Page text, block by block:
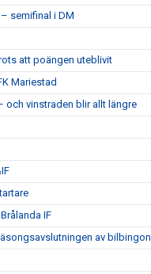
semifinal i DM
att poängen uteblivit
Mariestad
och vinstraden blir allt längre
IF
av bilbingon